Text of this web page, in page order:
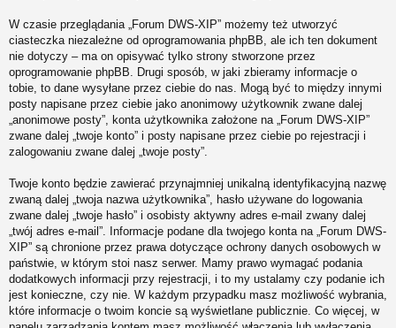
W czasie przeglądania „Forum DWS-XIP” możemy też utworzyć
ciasteczka niezależne od oprogramowania phpBB, ale ich ten dokument
nie dotyczy – ma on opisywać tylko strony stworzone przez
oprogramowanie phpBB. Drugi sposób, w jaki zbieramy informacje o
tobie, to dane wysyłane przez ciebie do nas. Mogą być to między innymi
posty napisane przez ciebie jako anonimowy użytkownik zwane dalej
„anonimowe posty”, konta użytkownika założone na „Forum DWS-XIP”
zwane dalej „twoje konto” i posty napisane przez ciebie po rejestracji i
zalogowaniu zwane dalej „twoje posty”.
Twoje konto będzie zawierać przynajmniej unikalną identyfikacyjną nazwę
zwaną dalej „twoja nazwa użytkownika”, hasło używane do logowania
zwane dalej „twoje hasło” i osobisty aktywny adres e-mail zwany dalej
„twój adres e-mail”. Informacje podane dla twojego konta na „Forum DWS-
XIP” są chronione przez prawa dotyczące ochrony danych osobowych w
państwie, w którym stoi nasz serwer. Mamy prawo wymagać podania
dodatkowych informacji przy rejestracji, i to my ustalamy czy podanie ich
jest konieczne, czy nie. W każdym przypadku masz możliwość wybrania,
które informacje o twoim koncie są wyświetlane publicznie. Co więcej, w